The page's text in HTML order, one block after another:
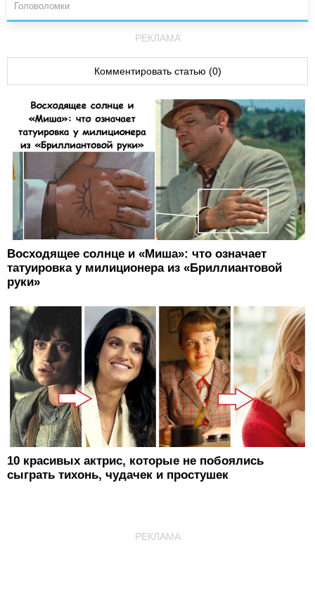
Головоломки
РЕКЛАМА
Комментировать статью (0)
Восходящее солнце и «Миша»: что означает
татуировка у милиционера из «Бриллиантовой
руки»
10 красивых актрис, которые не побоялись
сыграть тихонь, чудачек и простушек
РЕКЛАМА